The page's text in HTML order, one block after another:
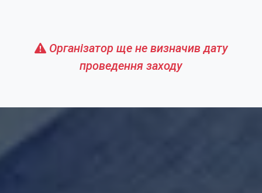
Організатор ще не визначив дату
проведення заходу